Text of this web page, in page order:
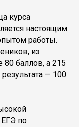
курса
настоящим
работы.
из
баллов, а 215
— 100
ЕГЭ по